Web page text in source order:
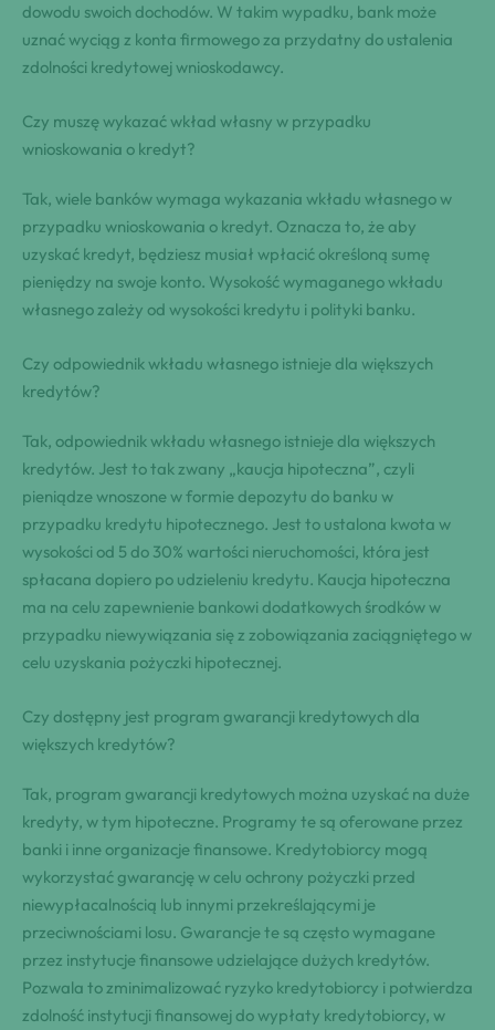
dowodu swoich dochodów. W takim wypadku, bank może
uznać wyciąg z konta firmowego za przydatny do ustalenia
zdolności kredytowej wnioskodawcy.
Czy muszę wykazać wkład własny w przypadku
wnioskowania o kredyt?
Tak, wiele banków wymaga wykazania wkładu własnego w
przypadku wnioskowania o kredyt. Oznacza to, że aby
uzyskać kredyt, będziesz musiał wpłacić określoną sumę
pieniędzy na swoje konto. Wysokość wymaganego wkładu
własnego zależy od wysokości kredytu i polityki banku.
Czy odpowiednik wkładu własnego istnieje dla większych
kredytów?
Tak, odpowiednik wkładu własnego istnieje dla większych
kredytów. Jest to tak zwany „kaucja hipoteczna”, czyli
pieniądze wnoszone w formie depozytu do banku w
przypadku kredytu hipotecznego. Jest to ustalona kwota w
wysokości od 5 do 30% wartości nieruchomości, która jest
spłacana dopiero po udzieleniu kredytu. Kaucja hipoteczna
ma na celu zapewnienie bankowi dodatkowych środków w
przypadku niewywiązania się z zobowiązania zaciągniętego w
celu uzyskania pożyczki hipotecznej.
Czy dostępny jest program gwarancji kredytowych dla
większych kredytów?
Tak, program gwarancji kredytowych można uzyskać na duże
kredyty, w tym hipoteczne. Programy te są oferowane przez
banki i inne organizacje finansowe. Kredytobiorcy mogą
wykorzystać gwarancję w celu ochrony pożyczki przed
niewypłacalnością lub innymi przekreślającymi je
przeciwnościami losu. Gwarancje te są często wymagane
przez instytucje finansowe udzielające dużych kredytów.
Pozwala to zminimalizować ryzyko kredytobiorcy i potwierdza
zdolność instytucji finansowej do wypłaty kredytobiorcy, w